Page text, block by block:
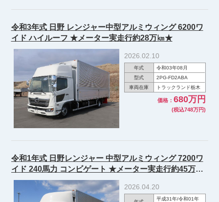
令和3年式 日野 レンジャー中型アルミウィング 6200ワ
イド ハイルーフ ★メーター実走行約28万㎞★
2026.02.10
年式
令和03年08月
型式
2PG-FD2ABA
車両在庫
トラックランド栃木
価格： 680万円
(税込748万円)
令和1年式 日野レンジャー 中型アルミウィング 7200ワ
イド 240馬力 コンビゲート ★メーター実走行約45万
km★
2026.04.20
平成31年/令和01年